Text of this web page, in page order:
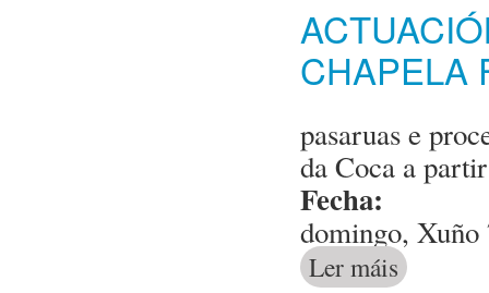
CHAPELA
pasaruas e
da Coca a
Fecha:
domingo, Xuño
Ler máis acerca de